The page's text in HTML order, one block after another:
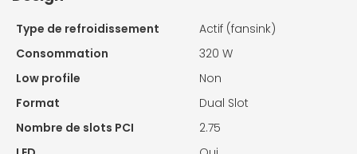
Type de refroidissement
Actif (fansink)
Consommation
320 W
Low profile
Non
Format
Dual Slot
Nombre de slots PCI
2.75